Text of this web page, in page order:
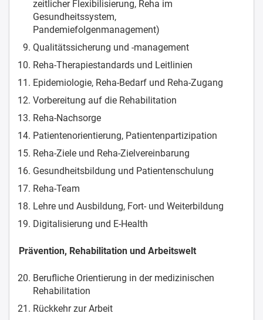
zeitlicher Flexibilisierung, Reha im
Gesundheitssystem,
Pandemiefolgenmanagement)
Qualitätssicherung und -management
Reha-Therapiestandards und Leitlinien
Epidemiologie, Reha-Bedarf und Reha-Zugang
Vorbereitung auf die Rehabilitation
Reha-Nachsorge
Patientenorientierung, Patientenpartizipation
Reha-Ziele und Reha-Zielvereinbarung
Gesundheitsbildung und Patientenschulung
Reha-Team
Lehre und Ausbildung, Fort- und Weiterbildung
Digitalisierung und E-Health
Prävention, Rehabilitation und Arbeitswelt
Berufliche Orientierung in der medizinischen
Rehabilitation
Rückkehr zur Arbeit